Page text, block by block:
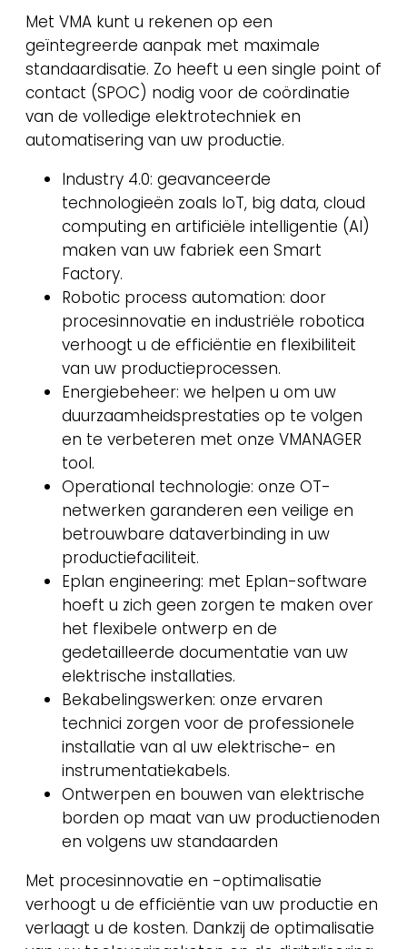
Met VMA kunt u rekenen op een
geïntegreerde aanpak met maximale
standaardisatie. Zo heeft u een single point of
contact (SPOC) nodig voor de coördinatie
van de volledige elektrotechniek en
automatisering van uw productie.
Industry 4.0: geavanceerde
technologieën zoals IoT, big data, cloud
computing en artificiële intelligentie (AI)
maken van uw fabriek een Smart
Factory.
Robotic process automation: door
procesinnovatie en industriële robotica
verhoogt u de efficiëntie en flexibiliteit
van uw productieprocessen.
Energiebeheer: we helpen u om uw
duurzaamheidsprestaties op te volgen
en te verbeteren met onze VMANAGER
tool.
Operational technologie: onze OT-
netwerken garanderen een veilige en
betrouwbare dataverbinding in uw
productiefaciliteit.
Eplan engineering: met Eplan-software
hoeft u zich geen zorgen te maken over
het flexibele ontwerp en de
gedetailleerde documentatie van uw
elektrische installaties.
Bekabelingswerken: onze ervaren
technici zorgen voor de professionele
installatie van al uw elektrische- en
instrumentatiekabels.
Ontwerpen en bouwen van elektrische
borden op maat van uw productienoden
en volgens uw standaarden
Met procesinnovatie en -optimalisatie
verhoogt u de efficiëntie van uw productie en
verlaagt u de kosten. Dankzij de optimalisatie